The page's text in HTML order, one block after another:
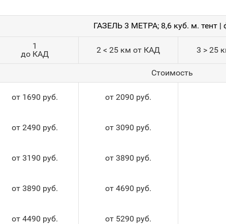
ГАЗЕЛЬ 3 МЕТРА; 8,6 куб. м. тент |
1
до КАД
2 < 25 км от КАД 3 > 25
Стоимость
от 1690 руб. от 2090 руб.
от 2490 руб. от 3090 руб.
от 3190 руб. от 3890 руб.
от 3890 руб. от 4690 руб.
от 4490 руб. от 5290 руб.